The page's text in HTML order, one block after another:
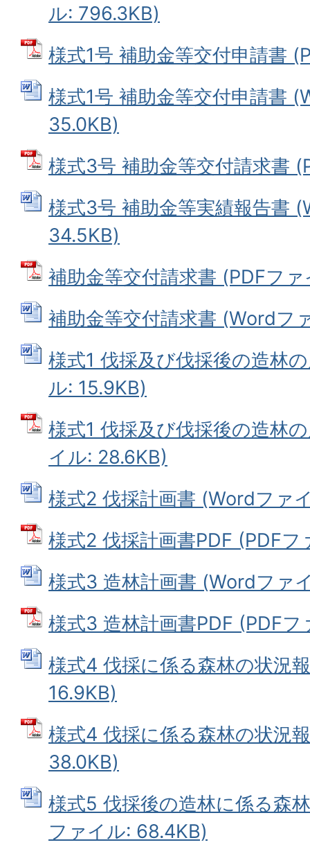
ル: 796.3KB)
様式1号 補助金等交付申請書
様式1号 補助金等交付申請書
35.0KB)
様式3号 補助金等交付請求書
様式3号 補助金等実績報告書
34.5KB)
補助金等交付請求書 (PDFフ
補助金等交付請求書 (Wordフ
様式1 伐採及び伐採後の造林
ル: 15.9KB)
様式1 伐採及び伐採後の造林
イル: 28.6KB)
様式2 伐採計画書 (Wordファ
様式2 伐採計画書PDF (PDF
様式3 造林計画書 (Wordファ
様式3 造林計画書PDF (PDF
様式4 伐採に係る森林の状況
16.9KB)
様式4 伐採に係る森林の状況
38.0KB)
様式5 伐採後の造林に係る森
ファイル: 68.4KB)